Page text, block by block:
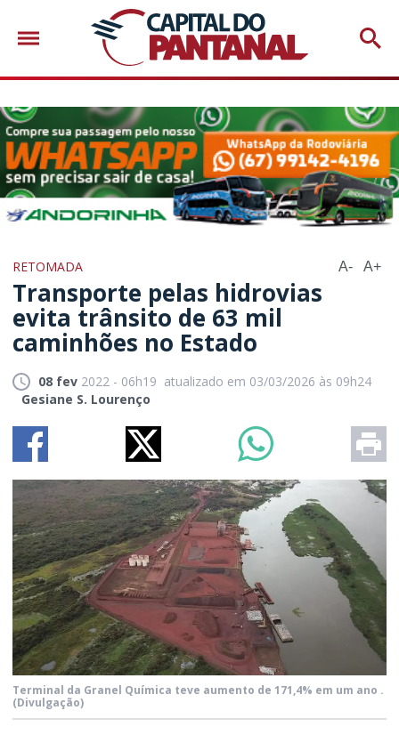
RETOMADA A- A+
Transporte pelas hidrovias
evita trânsito de 63 mil
caminhões no Estado
08 fev 2022 - 06h19 atualizado em 03/03/2026 às 09h24
Gesiane S. Lourenço
Terminal da Granel Química teve aumento de 171,4% em um ano .
(Divulgação)